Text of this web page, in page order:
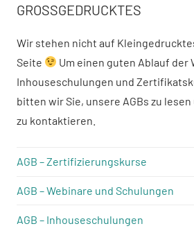
GROSSGEDRUCKTES
Wir stehen nicht auf
Seite
Um einen guten Ablauf der
Inhouseschulungen und
bitten wir Sie, unsere AGBs zu
zu kontaktieren.
AGB – Zertifizierungskurse
AGB – Webinare und Schulungen
AGB – Inhouseschulungen